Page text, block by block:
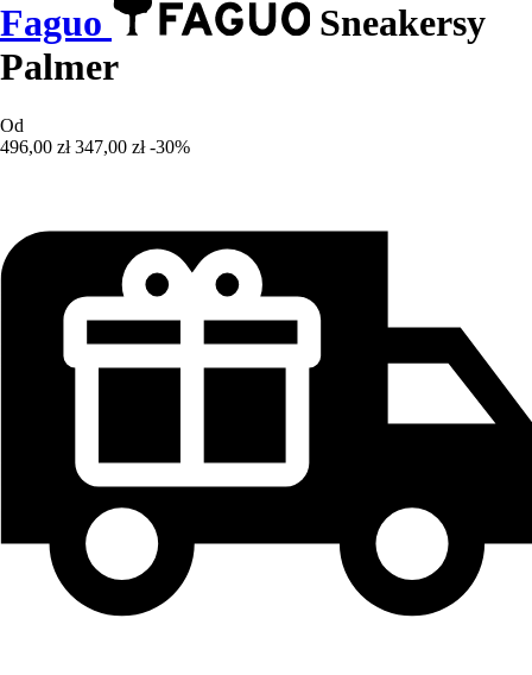
Faguo
Sneakersy
Palmer
Od
496,00 zł 347,00 zł -30%